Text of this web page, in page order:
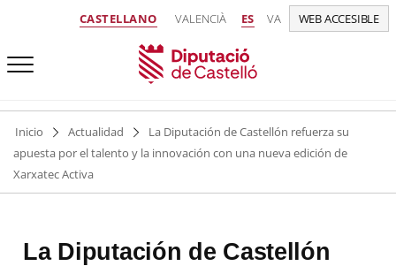
CASTELLANO VALENCIÀ ES VA WEB ACCESIBLE
Inicio Actualidad
La Diputación de Castellón refuerza su
apuesta por el talento y la innovación con una nueva edición de
Xarxatec Activa
La Diputación de Castellón